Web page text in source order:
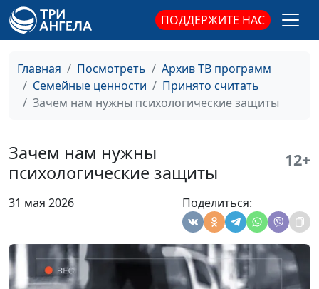
ПОДДЕРЖИТЕ НАС
Главная Посмотреть
Архив ТВ программ
Семейные ценности
Принято считать
Зачем нам нужны психологические защиты
Зачем нам нужны
психологические защиты
12+
31 мая 2026 Поделиться:
терапевт
Ирина Полищук,
психолог, телесно-
ориентированный
Вина должна быть
продуктивной?
психолог, телесно-
ориентированный
терапевт
Сверхчувствительность:
как защитить себя
Юлия Синицына,
Ирина Полищук,
психолог, телесно-
#971